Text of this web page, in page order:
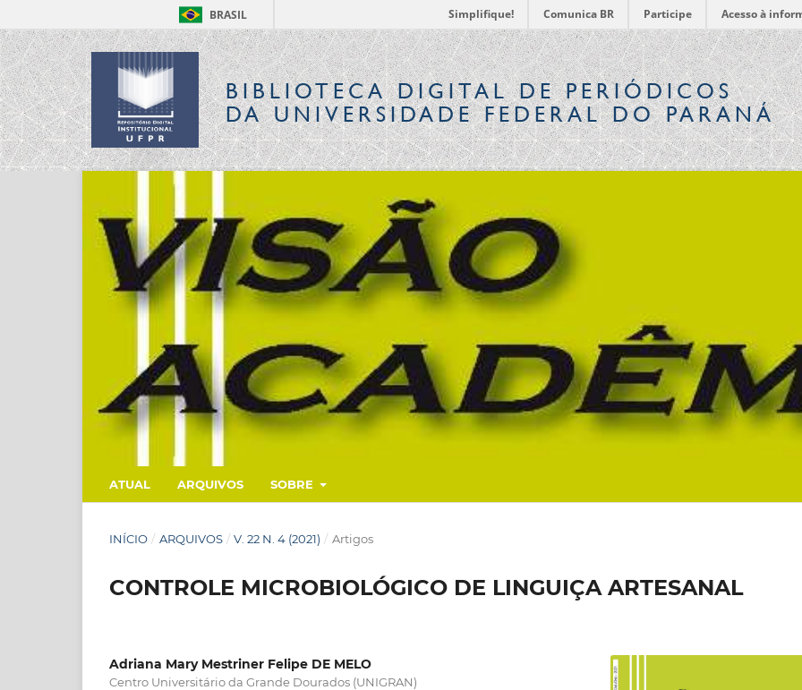
BRASIL Simplifique! Comunica BR Participe Acesso à
BIBLIOTECA DIGITALDE PERIÓDICOS
DA UNIVERSIDADE FEDERAL DO PARANÁ
ATUAL ARQUIVOS SOBRE
INÍCIO / ARQUIVOS / V. 22 N. 4 (2021) / Artigos
CONTROLE MICROBIOLÓGICO DE LINGUIÇA ARTESANAL
Adriana Mary Mestriner Felipe DE MELO
Centro Universitário da Grande Dourados (UNIGRAN)